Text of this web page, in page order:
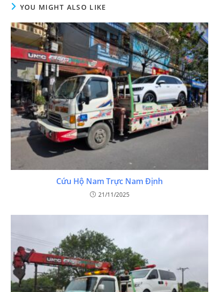
YOU MIGHT ALSO LIKE
Cứu Hộ Nam Trực Nam Định
21/11/2025